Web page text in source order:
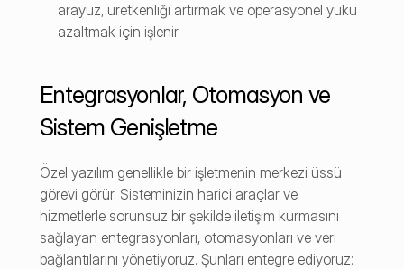
arayüz, üretkenliği artırmak ve operasyonel yükü
azaltmak için işlenir.
Entegrasyonlar, Otomasyon ve
Sistem Genişletme
Özel yazılım genellikle bir işletmenin merkezi üssü
görevi görür. Sisteminizin harici araçlar ve
hizmetlerle sorunsuz bir şekilde iletişim kurmasını
sağlayan entegrasyonları, otomasyonları ve veri
bağlantılarını yönetiyoruz. Şunları entegre ediyoruz: